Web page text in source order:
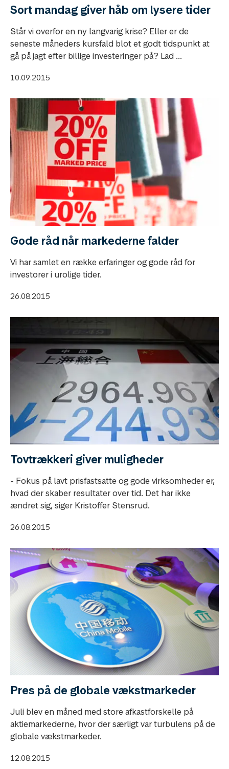
Sort mandag giver håb om lysere tider
Står vi overfor en ny langvarig krise? Eller er de
seneste måneders kursfald blot et godt tidspunkt at
gå på jagt efter billige investeringer på? Lad ...
10.09.2015
Gode råd når markederne falder
Vi har samlet en række erfaringer og gode råd for
investorer i urolige tider.
26.08.2015
Tovtrækkeri giver muligheder
- Fokus på lavt prisfastsatte og gode virksomheder er,
hvad der skaber resultater over tid. Det har ikke
ændret sig, siger Kristoffer Stensrud.
26.08.2015
Pres på de globale vækstmarkeder
Juli blev en måned med store afkastforskelle på
aktiemarkederne, hvor der særligt var turbulens på de
globale vækstmarkeder.
12.08.2015